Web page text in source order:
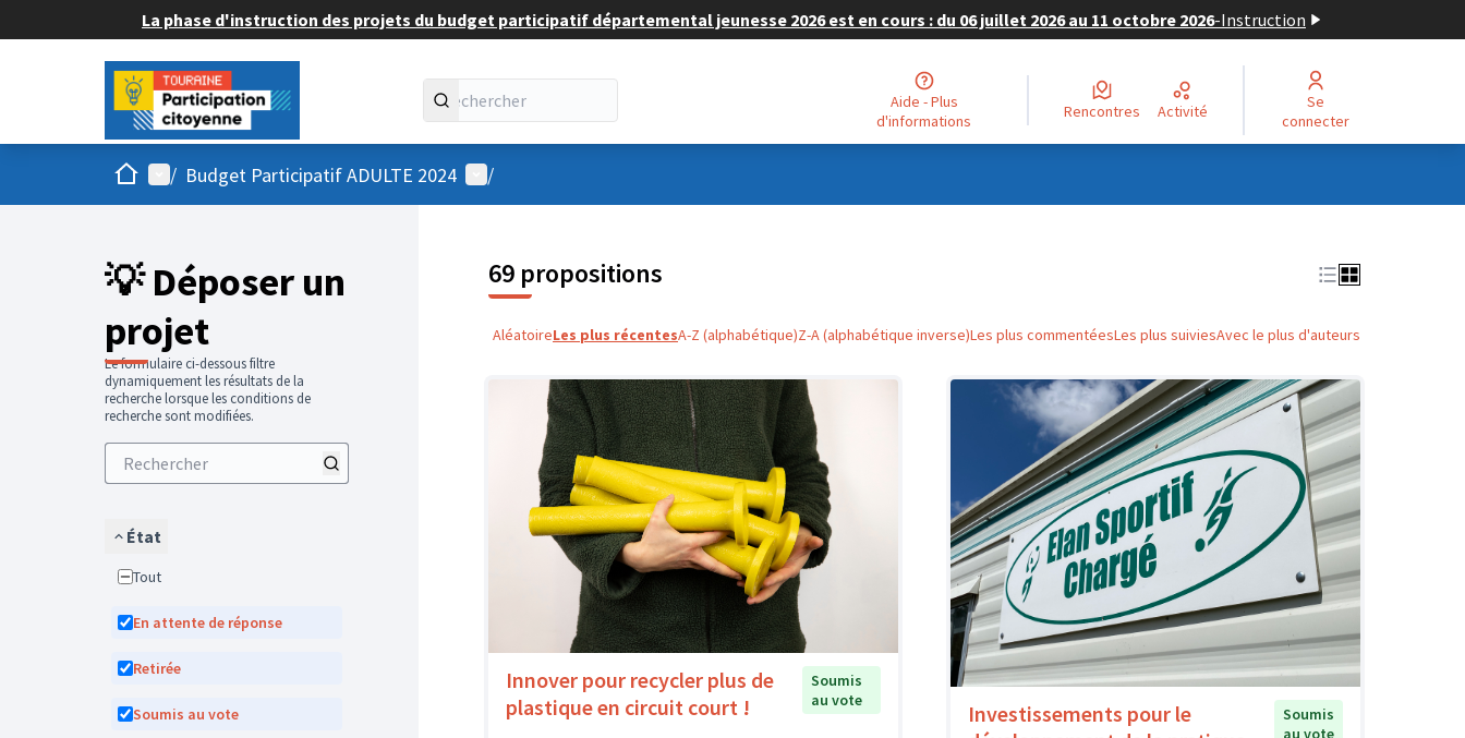
La phase d'instruction des projets du budget participatif départemental jeunesse 2026 est en cours : du 06 juillet 2026 au 11 octobre 2026-Instruction
Aide - Plus
d'informations
Rencontres Activité
Se
connecter
AccueilMenu principal
/ Budget Participatif ADULTE 2024 Menu utilisateur
/
💡 Déposer un
projet
Le formulaire ci-dessous filtre
dynamiquement les résultats de la
recherche lorsque les conditions de
recherche sont modifiées.
État
Tout
En attente de réponse
Retirée
Soumis au vote
69 propositions
AléatoireLes plus récentesA-Z (alphabétique)Z-A (alphabétique inverse)Les plus commentéesLes plus suiviesAvec le plus d'auteurs
Innover pour recycler plus de
plastique en circuit court !
Soumis
au vote
Investissements pour le
Soumis
au vote